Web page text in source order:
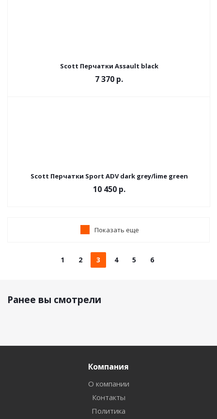
Scott Перчатки Assault black
7 370 р.
Scott Перчатки Sport ADV dark grey/lime green
10 450 р.
Показать еще
1 2 3 4 5 6
Ранее вы смотрели
Компания
О компании
Контакты
Политика